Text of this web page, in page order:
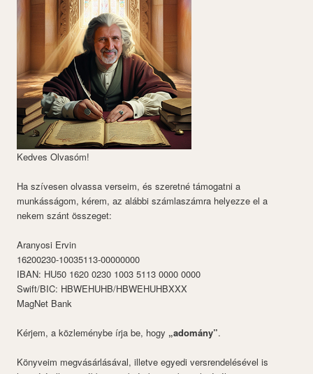
Kedves Olvasóm!
Ha szívesen olvassa verseim, és szeretné támogatni a
munkásságom, kérem, az alábbi számlaszámra helyezze el a
nekem szánt összeget:
Aranyosi Ervin
16200230-10035113-00000000
IBAN: HU50 1620 0230 1003 5113 0000 0000
Swift/BIC: HBWEHUHB/HBWEHUHBXXX
MagNet Bank
Kérjem, a közleménybe írja be, hogy „adomány”.
Könyveim megvásárlásával, illetve egyedi versrendelésével is